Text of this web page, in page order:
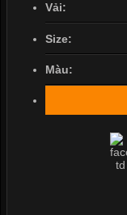
Vải:
Size:
Màu: